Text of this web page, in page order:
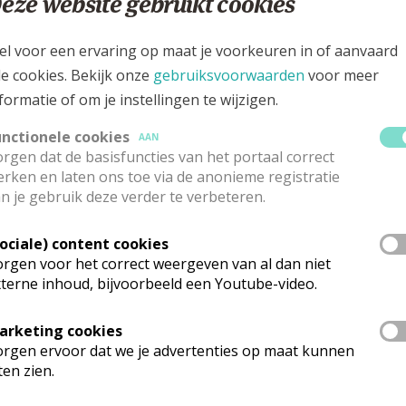
van de Christenen nodigen wij u van harte uit
vooreenheid, verzoeningen een
katholieke priester en een protestantse dominee. In de
deelnemen aan de heilige Communie.
voor een ervaring op maat je voorkeuren in of aanvaard
cookies. Bekijk onze gebruiksvoorwaarden voor meer
of om je instellingen te wijzigen.
cookies
AAN
dat de basisfuncties van het portaal correct
en laten ons toe via de anonieme registratie
je gebruik deze verder te verbeteren.
content cookies
voor het correct weergeven van al dan niet
inhoud, bijvoorbeeld een Youtube-video.
cookies
ervoor dat we je advertenties op maat kunnen
zien.